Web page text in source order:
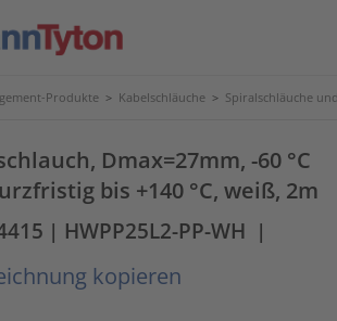
Produkte > Kabelschläuche > Spiralschläuche
Dmax=27mm, -60 °C
bis +140 °C, weiß, 2m
| HWPP25L2-PP-WH |
kopieren